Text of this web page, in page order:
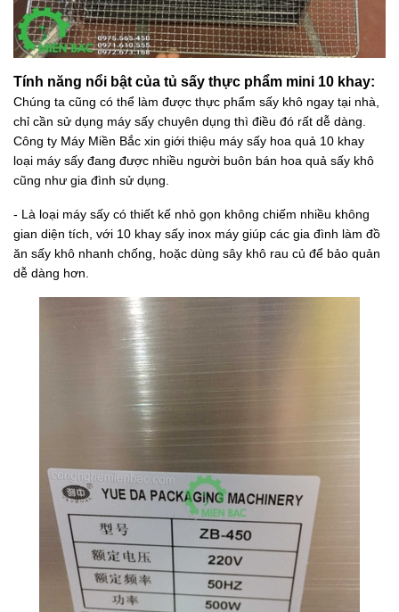
Tính năng nổi bật của tủ sấy thực phẩm mini 10 khay:
Chúng ta cũng có thể làm được thực phẩm sấy khô ngay tại nhà,
chỉ cần sử dụng máy sấy chuyên dụng thì điều đó rất dễ dàng.
Công ty Máy Miền Bắc xin giới thiệu máy sấy hoa quả 10 khay
loại máy sấy đang được nhiều người buôn bán hoa quả sấy khô
cũng như gia đình sử dụng.
- Là loại máy sấy có thiết kế nhỏ gọn không chiếm nhiều không
gian diện tích, với 10 khay sấy inox máy giúp các gia đình làm đồ
ăn sấy khô nhanh chống, hoặc dùng sây khô rau củ để bảo quản
dễ dàng hơn.